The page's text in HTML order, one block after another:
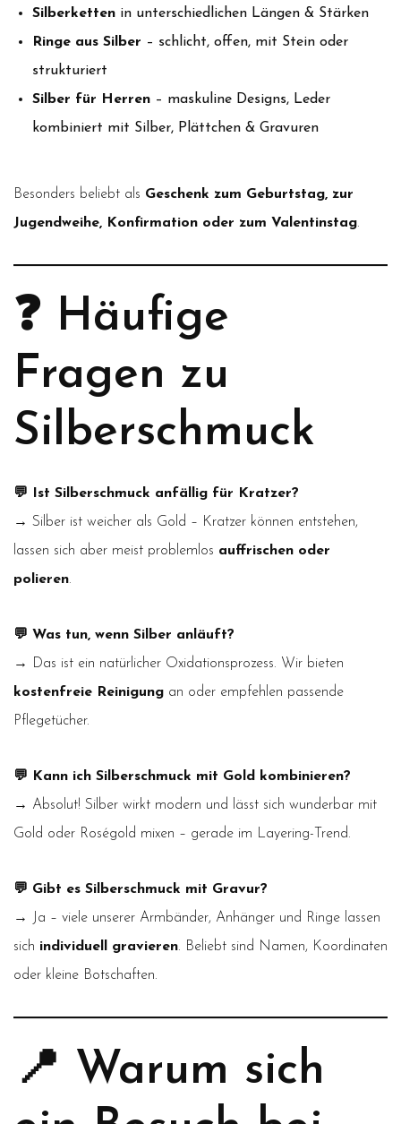
Silberketten in unterschiedlichen Längen & Stärken
Ringe aus Silber – schlicht, offen, mit Stein oder
strukturiert
Silber für Herren – maskuline Designs, Leder
kombiniert mit Silber, Plättchen & Gravuren
Besonders beliebt als Geschenk zum Geburtstag, zur
Jugendweihe, Konfirmation oder zum Valentinstag.
❓ Häufige
Fragen zu
Silberschmuck
💬 Ist Silberschmuck anfällig für Kratzer?
→ Silber ist weicher als Gold – Kratzer können entstehen,
lassen sich aber meist problemlos auffrischen oder
polieren.
💬 Was tun, wenn Silber anläuft?
→ Das ist ein natürlicher Oxidationsprozess. Wir bieten
kostenfreie Reinigung an oder empfehlen passende
Pflegetücher.
💬 Kann ich Silberschmuck mit Gold kombinieren?
→ Absolut! Silber wirkt modern und lässt sich wunderbar mit
Gold oder Roségold mixen – gerade im Layering-Trend.
💬 Gibt es Silberschmuck mit Gravur?
→ Ja – viele unserer Armbänder, Anhänger und Ringe lassen
sich individuell gravieren. Beliebt sind Namen, Koordinaten
oder kleine Botschaften.
📍 Warum sich